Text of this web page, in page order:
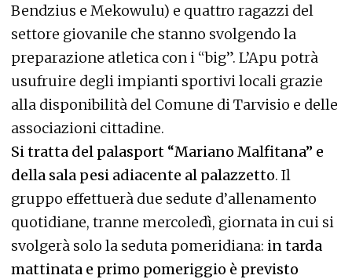
Bendzius e Mekowulu) e quattro ragazzi del
settore giovanile che stanno svolgendo la
preparazione atletica con i “big”. L’Apu potrà
usufruire degli impianti sportivi locali grazie
alla disponibilità del Comune di Tarvisio e delle
associazioni cittadine.
Si tratta del palasport “Mariano Malfitana” e
della sala pesi adiacente al palazzetto. Il
gruppo effettuerà due sedute d’allenamento
quotidiane, tranne mercoledì, giornata in cui si
svolgerà solo la seduta pomeridiana: in tarda
mattinata e primo pomeriggio è previsto